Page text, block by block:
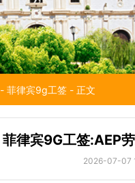
- 菲律宾9g工签 - 正文
菲律宾9G工签:AEP
2026-07-07